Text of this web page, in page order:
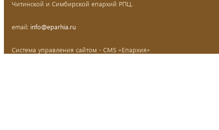
Читинской и Симбирской епархий РПЦ.
email: info@eparhia.ru
Система управления сайтом - CMS «Епархия»